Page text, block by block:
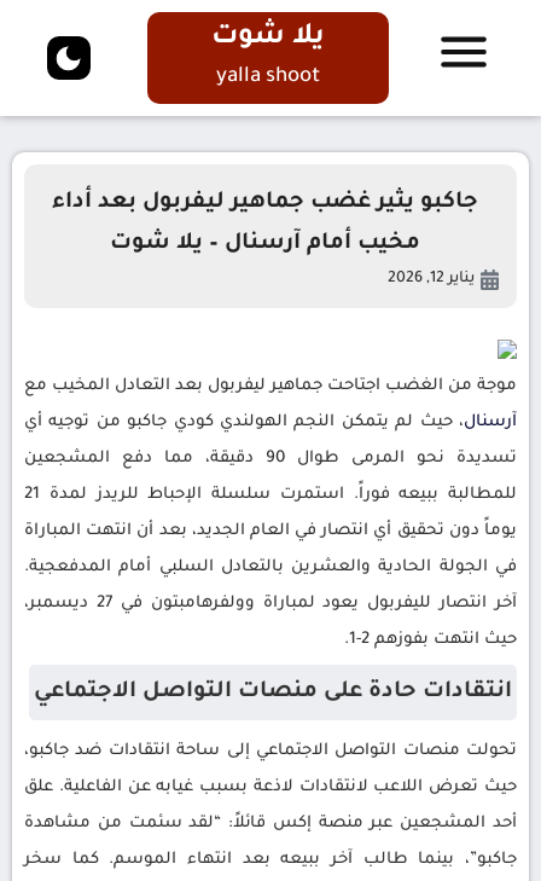
يلا شوت
yalla shoot
جاكبو يثير غضب جماهير ليفربول بعد أداء
مخيب أمام آرسنال – يلا شوت
يناير 12, 2026
موجة من الغضب اجتاحت جماهير ليفربول بعد التعادل المخيب مع
آرسنال، حيث لم يتمكن النجم الهولندي كودي جاكبو من توجيه أي
تسديدة نحو المرمى طوال 90 دقيقة، مما دفع المشجعين
للمطالبة ببيعه فوراً. استمرت سلسلة الإحباط للريدز لمدة 21
يوماً دون تحقيق أي انتصار في العام الجديد، بعد أن انتهت المباراة
في الجولة الحادية والعشرين بالتعادل السلبي أمام المدفعجية.
آخر انتصار لليفربول يعود لمباراة وولفرهامبتون في 27 ديسمبر،
حيث انتهت بفوزهم 2-1.
انتقادات حادة على منصات التواصل الاجتماعي
تحولت منصات التواصل الاجتماعي إلى ساحة انتقادات ضد جاكبو،
حيث تعرض اللاعب لانتقادات لاذعة بسبب غيابه عن الفاعلية. علق
أحد المشجعين عبر منصة إكس قائلاً: “لقد سئمت من مشاهدة
جاكبو”، بينما طالب آخر ببيعه بعد انتهاء الموسم. كما سخر